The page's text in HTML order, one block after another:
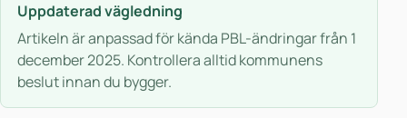
Uppdaterad vägledning
Artikeln är anpassad för kända PBL-ändringar från 1
december 2025. Kontrollera alltid kommunens
beslut innan du bygger.